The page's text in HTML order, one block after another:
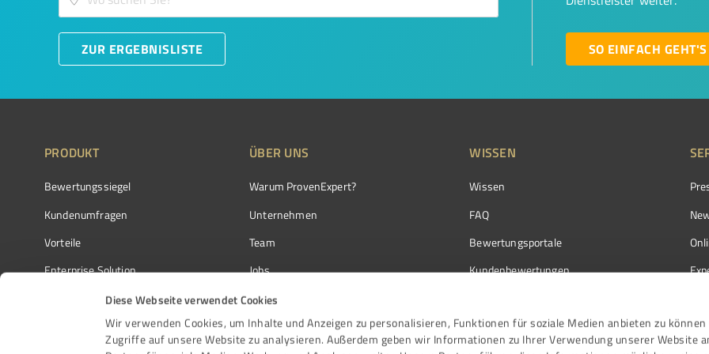
Diese Webseite verwendet Cookies
Wir verwenden Cookies, um Inhalte und Anzeigen zu personalisieren, Funktionen für soziale Medien anbieten zu können
Zugriffe auf unsere Website zu analysieren. Außerdem geben wir Informationen zu Ihrer Verwendung unserer Website
ZUR ERGEBNISLISTE SO EINFACH GEHT'S
PRODUKT
Bewertungssiegel
Kundenumfragen
Vorteile
Enterprise Solution
Partnerprogramm
Auszeichnungen
ÜBER UNS
Warum ProvenExpert?
Unternehmen
Team
Jobs
Kundenstimmen
Kontakt
WISSEN
Wissen
FAQ
Bewertungsportale
Kundenbewertungen
Bewertungs­richtlinien